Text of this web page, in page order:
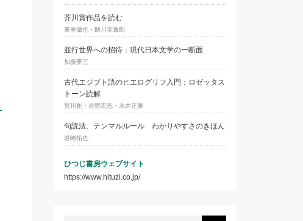
芥川賞作品を読む
重里徹也・助川幸逸郎
並行世界への招待：現代日本文学の一断面
加藤夢三
古代エジプト語のヒエログリフ入門：ロゼッタス
トーン読解
宮川創・吉野宏志・永井正勝
句読法、テンマルルール わかりやすさのきほん
岩崎拓也
ひつじ書房ウェブサイト
https://www.hituzi.co.jp/